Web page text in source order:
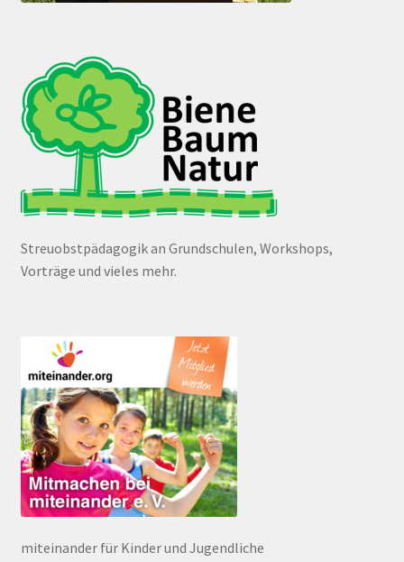
Streuobstpädagogik an Grundschulen, Workshops,
Vorträge und vieles mehr.
miteinander für Kinder und Jugendliche